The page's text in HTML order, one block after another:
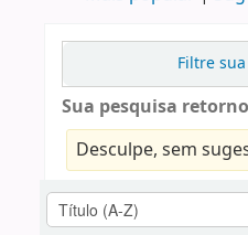
Filtre
Sua pesquisa
Desculpe, sem